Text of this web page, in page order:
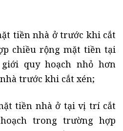
tiền nhà ở trước khi cắt
chiều rộng mặt tiền tại
quy hoạch nhỏ hơn
trước khi cắt xén;
tiền nhà ở tại vị trí cắt
trong trường hợp